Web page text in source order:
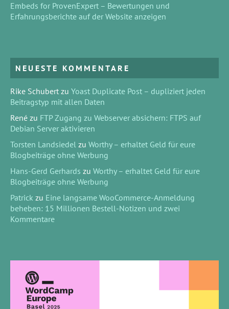
Embeds for ProvenExpert – Bewertungen und
Erfahrungsberichte auf der Website anzeigen
NEUESTE KOMMENTARE
Rike Schubert zu Yoast Duplicate Post – dupliziert jeden
Beitragstyp mit allen Daten
René zu FTP Zugang zu Webserver absichern: FTPS auf
Debian Server aktivieren
Torsten Landsiedel zu Worthy – erhaltet Geld für eure
Blogbeiträge ohne Werbung
Hans-Gerd Gerhards zu Worthy – erhaltet Geld für eure
Blogbeiträge ohne Werbung
Patrick zu Eine langsame WooCommerce-Anmeldung
beheben: 15 Millionen Bestell-Notizen und zwei
Kommentare